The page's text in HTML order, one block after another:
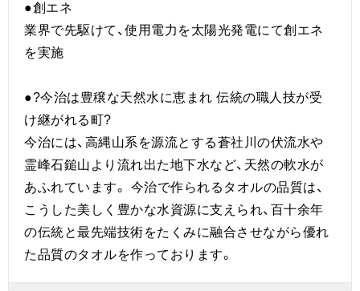
●創エネ
業界で先駆けて、使用電力を太陽光発電にて創エネ
を実施
●?今治は豊穣な天然水に恵まれ 伝統の職人技が受
け継がれる町?
今治には、高縄山系を源流とする蒼社川の伏流水や
霊峰石鎚山より流れ出た地下水など、天然の軟水が
あふれています。 今治で作られるタオルの品質は、
こうした美しく豊かな水資源に支えられ、百十余年
の伝統と最先端技術をたくみに融合させながら優れ
た品質のタオルを作っております。